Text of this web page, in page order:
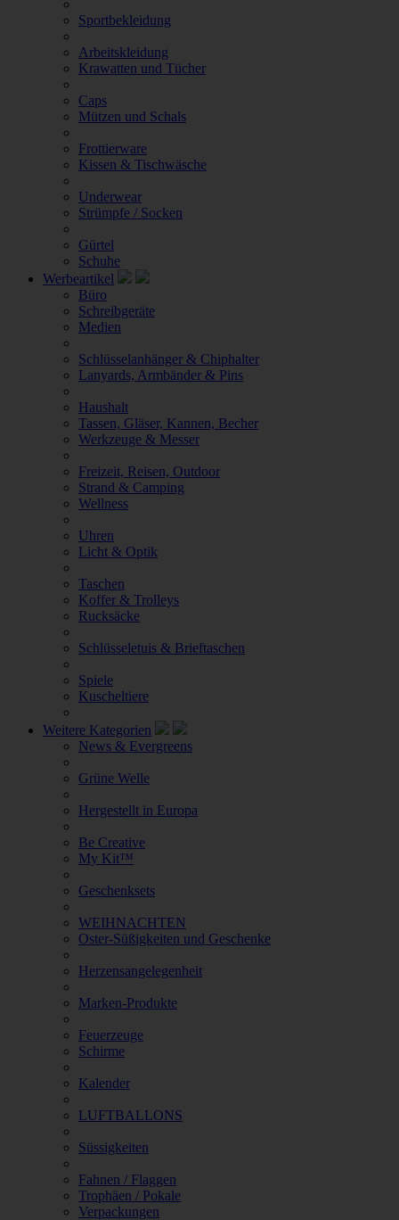
Sportbekleidung
Arbeitskleidung
Krawatten und Tücher
Caps
Mützen und Schals
Frottierware
Kissen & Tischwäsche
Underwear
Strümpfe / Socken
Gürtel
Schuhe
Werbeartikel
Büro
Schreibgeräte
Medien
Schlüsselanhänger & Chiphalter
Lanyards, Armbänder & Pins
Haushalt
Tassen, Gläser, Kannen, Becher
Werkzeuge & Messer
Freizeit, Reisen, Outdoor
Strand & Camping
Wellness
Uhren
Licht & Optik
Taschen
Koffer & Trolleys
Rucksäcke
Schlüsseletuis & Brieftaschen
Spiele
Kuscheltiere
Weitere Kategorien
News & Evergreens
Grüne Welle
Hergestellt in Europa
Be Creative
My Kit™
Geschenksets
WEIHNACHTEN
Oster-Süßigkeiten und Geschenke
Herzensangelegenheit
Marken-Produkte
Feuerzeuge
Schirme
Kalender
LUFTBALLONS
Süssigkeiten
Fahnen / Flaggen
Trophäen / Pokale
Verpackungen